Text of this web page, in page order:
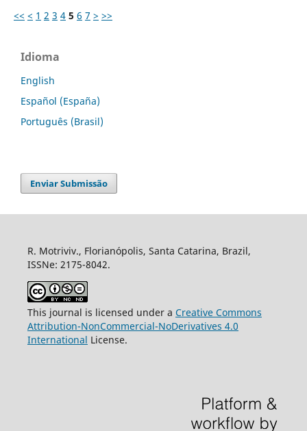
<< < 1 2 3 4 5 6 7 > >>
Idioma
English
Español (España)
Português (Brasil)
Enviar Submissão
R. Motriviv., Florianópolis, Santa Catarina, Brazil,
ISSNe: 2175-8042.
This journal is licensed under a Creative Commons
Attribution-NonCommercial-NoDerivatives 4.0
International License.